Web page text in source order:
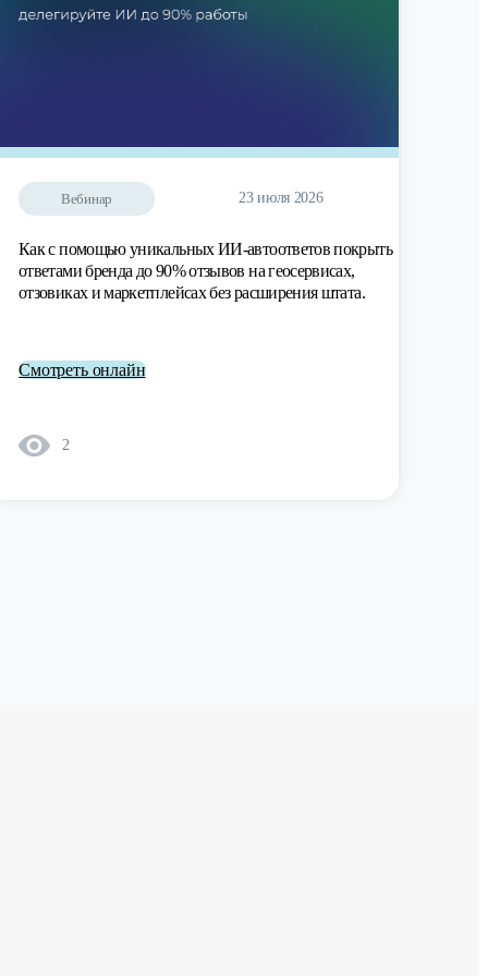
Вебинар 23 июля 2026
Как с помощью уникальных ИИ-автоответов покрыть
ответами бренда до 90% отзывов на геосервисах,
отзовиках и маркетплейсах без расширения штата.
Смотреть онлайн
2